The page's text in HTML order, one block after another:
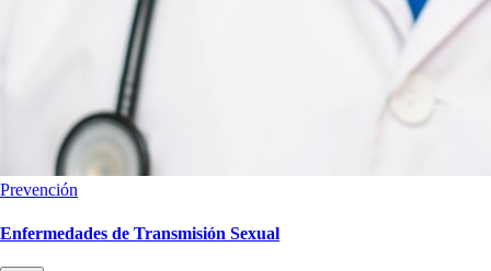
Prevención
Enfermedades de Transmisión Sexual